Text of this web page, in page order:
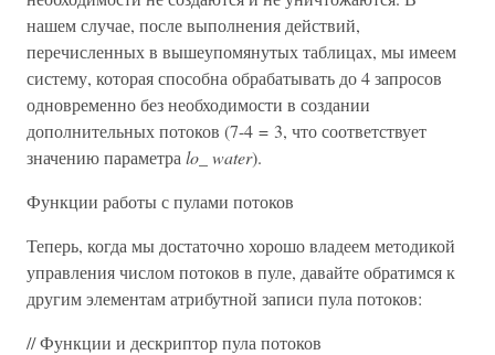
нашем случае, после выполнения действий,
перечисленных в вышеупомянутых таблицах, мы имеем
систему, которая способна обрабатывать до 4 запросов
одновременно без необходимости в создании
дополнительных потоков (7-4 = 3, что соответствует
значению параметра lo_ water).
Функции работы с пулами потоков
Теперь, когда мы достаточно хорошо владеем методикой
управления числом потоков в пуле, давайте обратимся к
другим элементам атрибутной записи пула потоков:
// Функции и дескриптор пула потоков